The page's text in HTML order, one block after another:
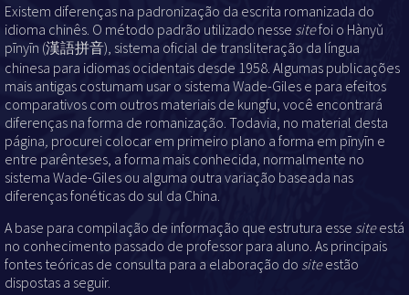
Existem diferenças na padronização da escrita romanizada do
idioma chinês. O método padrão utilizado nesse sitefoi o Hànyǔ
pīnyīn (漢語拼音), sistema oficial de transliteração da língua
chinesa para idiomas ocidentais desde 1958. Algumas publicações
mais antigas costumam usar o sistema Wade-Giles e para efeitos
comparativos com outros materiais de kungfu, você encontrará
diferenças na forma de romanização. Todavia, no material desta
página, procurei colocar em primeiro plano a forma em pīnyīn e
entre parênteses, a forma mais conhecida, normalmente no
sistema Wade-Giles ou alguma outra variação baseada nas
diferenças fonéticas do sul da China.
A base para compilação de informação que estrutura esse siteestá
no conhecimento passado de professor para aluno. As principais
fontes teóricas de consulta para a elaboração do siteestão
dispostas a seguir.